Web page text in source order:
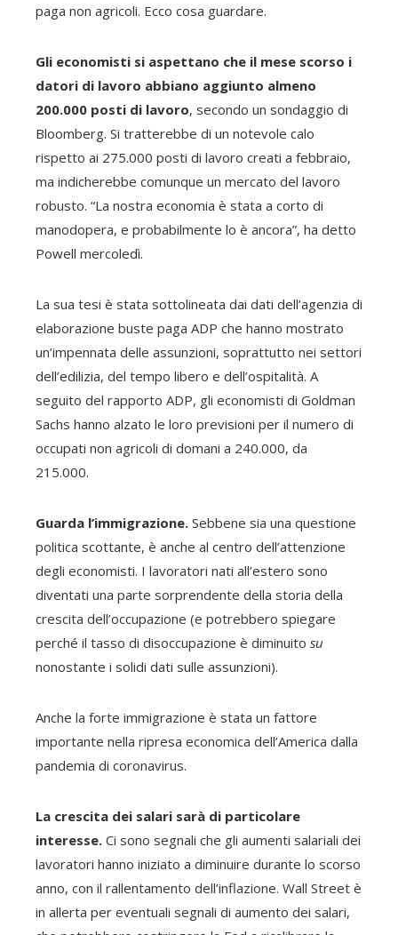
paga non agricoli. Ecco cosa guardare.
Gli economisti si aspettano che il mese scorso i
datori di lavoro abbiano aggiunto almeno
200.000 posti di lavoro, secondo un sondaggio di
Bloomberg. Si tratterebbe di un notevole calo
rispetto ai 275.000 posti di lavoro creati a febbraio,
ma indicherebbe comunque un mercato del lavoro
robusto. “La nostra economia è stata a corto di
manodopera, e probabilmente lo è ancora”, ha detto
Powell mercoledì.
La sua tesi è stata sottolineata dai dati dell’agenzia di
elaborazione buste paga ADP che hanno mostrato
un’impennata delle assunzioni, soprattutto nei settori
dell’edilizia, del tempo libero e dell’ospitalità. A
seguito del rapporto ADP, gli economisti di Goldman
Sachs hanno alzato le loro previsioni per il numero di
occupati non agricoli di domani a 240.000, da
215.000.
Guarda l’immigrazione. Sebbene sia una questione
politica scottante, è anche al centro dell’attenzione
degli economisti. I lavoratori nati all’estero sono
diventati una parte sorprendente della storia della
crescita dell’occupazione (e potrebbero spiegare
perché il tasso di disoccupazione è diminuito su
nonostante i solidi dati sulle assunzioni).
Anche la forte immigrazione è stata un fattore
importante nella ripresa economica dell’America dalla
pandemia di coronavirus.
La crescita dei salari sarà di particolare
interesse. Ci sono segnali che gli aumenti salariali dei
lavoratori hanno iniziato a diminuire durante lo scorso
anno, con il rallentamento dell’inflazione. Wall Street è
in allerta per eventuali segnali di aumento dei salari,